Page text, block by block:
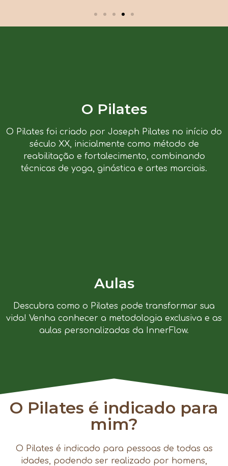
O Pilates
O Pilates foi criado por Joseph Pilates no início do
século XX, inicialmente como método de
reabilitação e fortalecimento, combinando
técnicas de yoga, ginástica e artes marciais.
Aulas
Descubra como o Pilates pode transformar sua
vida! Venha conhecer a metodologia exclusiva e as
aulas personalizadas da InnerFlow.
O Pilates é indicado para
mim?
O Pilates é indicado para pessoas de todas as
idades, podendo ser realizado por homens,